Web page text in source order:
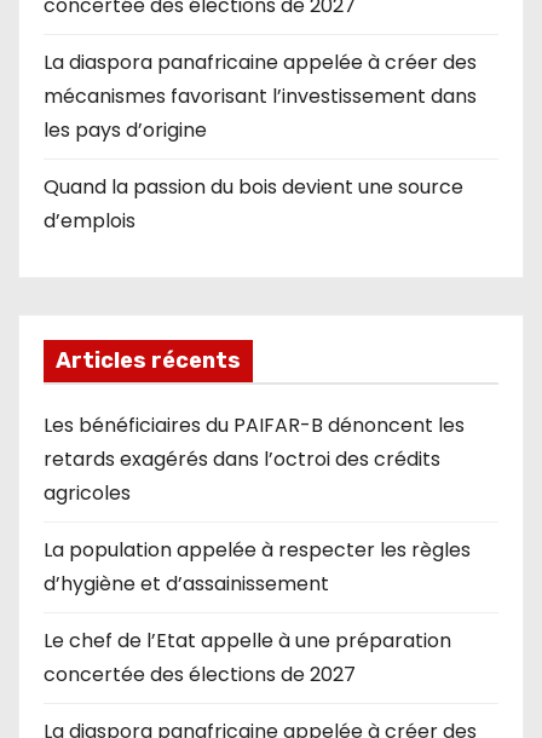
La diaspora panafricaine appelée à créer des
mécanismes favorisant l’investissement dans
les pays d’origine
Quand la passion du bois devient une source
d’emplois
Articles récents
Les bénéficiaires du PAIFAR-B dénoncent les
retards exagérés dans l’octroi des crédits
agricoles
La population appelée à respecter les règles
d’hygiène et d’assainissement
Le chef de l’Etat appelle à une préparation
concertée des élections de 2027
La diaspora panafricaine appelée à créer des